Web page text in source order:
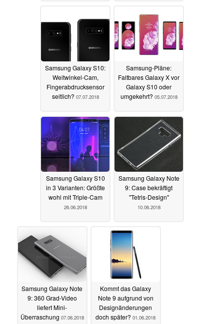
Samsung Galaxy S10:
Weitwinkel-Cam,
Fingerabdrucksensor
seitlich? 07.07.2018
Samsung-Pläne:
Faltbares Galaxy X vor
Galaxy S10 oder
umgekehrt? 05.07.2018
Samsung Galaxy S10
in 3 Varianten: Größte
wohl mit Triple-Cam
26.06.2018
Samsung Galaxy Note
9: Case bekräftigt
"Tetris-Design"
10.06.2018
Samsung Galaxy Note
9: 360 Grad-Video
liefert Mini-
Überraschung 07.06.2018
Kommt das Galaxy
Note 9 aufgrund von
Designänderungen
doch später? 01.06.2018